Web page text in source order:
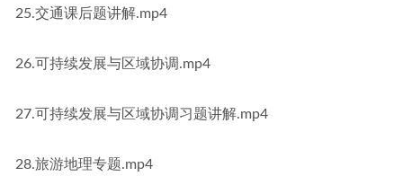
25.交通课后题讲解.mp4
26.可持续发展与区域协调.mp4
27.可持续发展与区域协调习题讲解.mp4
28.旅游地理专题.mp4